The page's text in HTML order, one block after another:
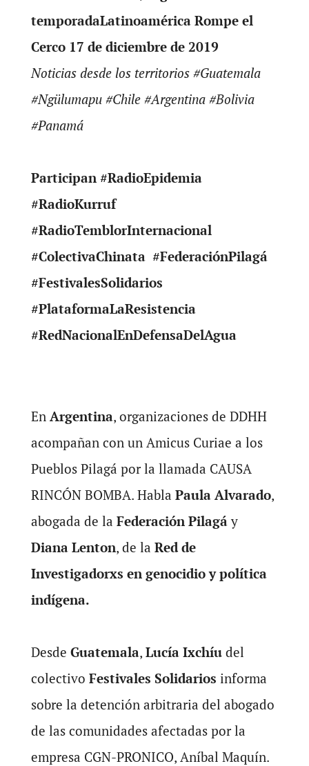
temporadaLatinoamérica Rompe el
Cerco 17 de diciembre de 2019
Noticias desde los territorios #Guatemala
#Ngülumapu #Chile #Argentina #Bolivia
#Panamá
Participan #RadioEpidemia
#RadioKurruf
#RadioTemblorInternacional
#ColectivaChinata #FederaciónPilagá
#FestivalesSolidarios
#PlataformaLaResistencia
#RedNacionalEnDefensaDelAgua
En Argentina, organizaciones de DDHH
acompañan con un Amicus Curiae a los
Pueblos Pilagá por la llamada CAUSA
RINCÓN BOMBA. Habla Paula Alvarado,
abogada de la Federación Pilagáy
Diana Lenton, de la Red de
Investigadorxs en genocidio y política
indígena.
Desde Guatemala, Lucía Ixchíudel
colectivo Festivales Solidarios informa
sobre la detención arbitraria del abogado
de las comunidades afectadas por la
empresa CGN-PRONICO, Aníbal Maquín.